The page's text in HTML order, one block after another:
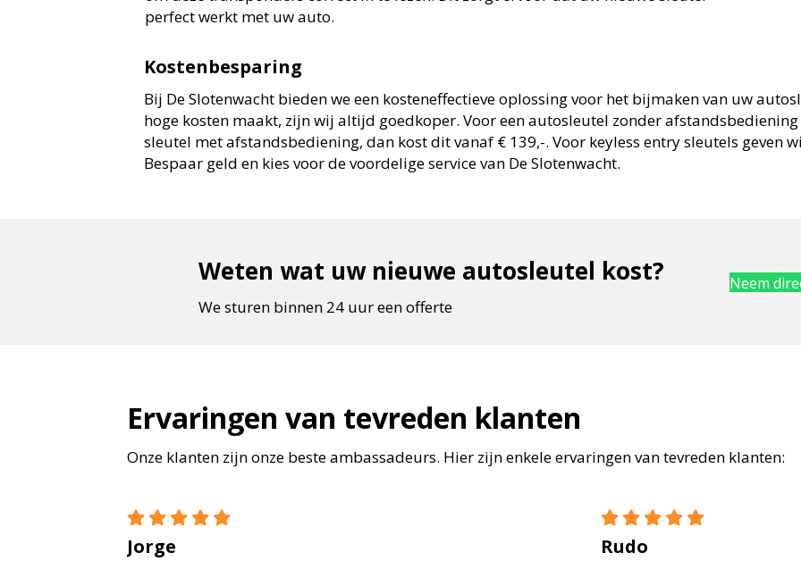
perfect werkt met uw auto.
Kostenbesparing
Bij De Slotenwacht bieden we een kosteneffectieve oplossing voor het bijmaken van uw
hoge kosten maakt, zijn wij altijd goedkoper. Voor een autosleutel zonder
sleutel met afstandsbediening, dan kost dit vanaf € 139,-. Voor keyless entry sleutels geven
Bespaar geld en kies voor de voordelige service van De Slotenwacht.
Weten wat uw nieuwe autosleutel kost?
We sturen binnen 24 uur een offerte
Neem
Ervaringen van tevreden klanten
Onze klanten zijn onze beste ambassadeurs. Hier zijn enkele ervaringen van tevreden klanten:
Jorge Rudo